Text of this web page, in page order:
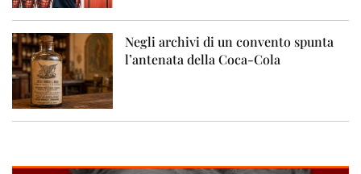
Negli archivi di un convento spunta
l’antenata della Coca-Cola